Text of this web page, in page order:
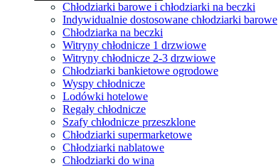
Chłodziarki barowe i chłodziarki na beczki
Indywidualnie dostosowane chłodziarki barowe
Chłodziarka na beczki
Witryny chłodnicze 1 drzwiowe
Witryny chłodnicze 2-3 drzwiowe
Chłodziarki bankietowe ogrodowe
Wyspy chłodnicze
Lodówki hotelowe
Regały chłodnicze
Szafy chłodnicze przeszklone
Chłodziarki supermarketowe
Chłodziarki nablatowe
Chłodziarki do wina